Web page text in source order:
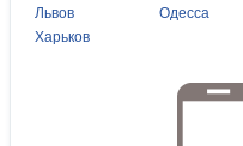
Львов
Одесса
Харьков